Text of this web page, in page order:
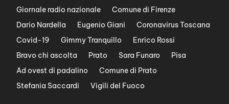
Giornale radio nazionale
Comune di Firenze
Dario Nardella
Eugenio Giani
Coronavirus Toscana
Covid-19
Gimmy Tranquillo
Enrico Rossi
Bravo chi ascolta
Prato Sara Funaro
Pisa
Ad ovest di padalino
Comune di Prato
Stefania Saccardi
Vigili del Fuoco